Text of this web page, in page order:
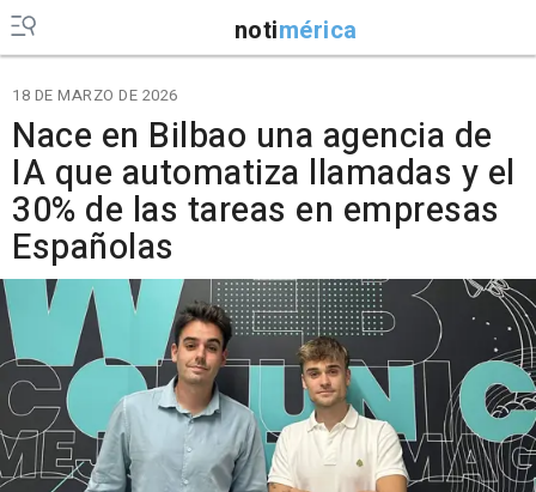
notimérica
18 DE MARZO DE 2026
Nace en Bilbao una agencia de
IA que automatiza llamadas y el
30% de las tareas en empresas
Españolas